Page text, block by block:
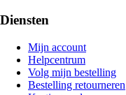
Diensten
Mijn account
Helpcentrum
Volg mijn bestelling
Bestelling retourneren